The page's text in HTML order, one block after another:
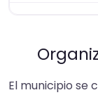
El municipio se